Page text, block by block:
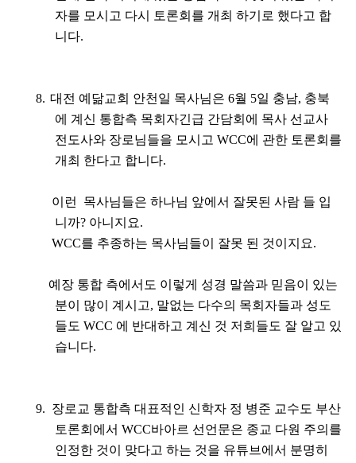
자를 모시고 다시 토론회를 개최 하기로 했다고 합
니다.
8. 대전 예닮교회 안천일 목사님은 6월 5일 충남, 충북
에 계신 통합측 목회자긴급 간담회에 목사 선교사
전도사와 장로님들을 모시고 WCC에 관한 토론회를
개최 한다고 합니다.
이런
목사님들은 하나님 앞에서 잘못된 사람 들 입
니까? 아니지요.
WCC를 추종하는 목사님들이 잘못 된 것이지요.
예장 통합 측에서도 이렇게 성경 말씀과 믿음이 있는
분이 많이 계시고, 말없는 다수의 목회자들과 성도
들도 WCC 에 반대하고 계신 것 저희들도 잘 알고 있
습니다.
9. 장로교 통합측 대표적인 신학자 정 병준 교수도 부산
토론회에서 WCC바아르 선언문은 종교 다원 주의를
인정한 것이 맞다고 하는 것을 유튜브에서 분명히